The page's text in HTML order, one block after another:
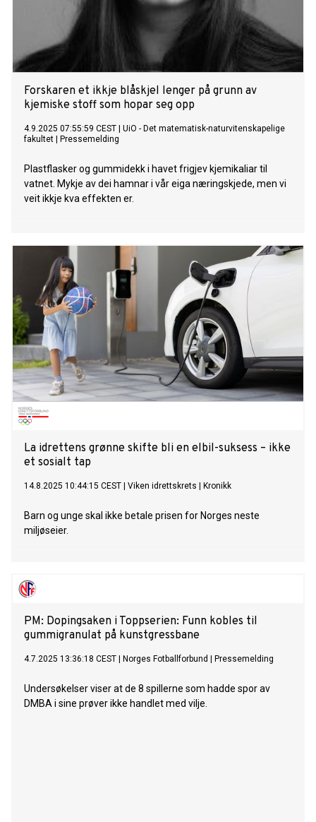
Forskaren et ikkje blåskjel lenger på grunn av
kjemiske stoff som hopar seg opp
4.9.2025 07:55:59 CEST
UiO - Det matematisk-naturvitenskapelige
fakultet
Pressemelding
Plastflasker og gummidekk i havet frigjev kjemikaliar til
vatnet. Mykje av dei hamnar i vår eiga næringskjede, men vi
veit ikkje kva effekten er.
La idrettens grønne skifte bli en elbil-suksess – ikke
et sosialt tap
14.8.2025 10:44:15 CEST Viken idrettskrets Kronikk
Barn og unge skal ikke betale prisen for Norges neste
miljøseier.
PM: Dopingsaken i Toppserien: Funn kobles til
gummigranulat på kunstgressbane
4.7.2025 13:36:18 CEST Norges Fotballforbund Pressemelding
Undersøkelser viser at de 8 spillerne som hadde spor av
DMBA i sine prøver ikke handlet med vilje.